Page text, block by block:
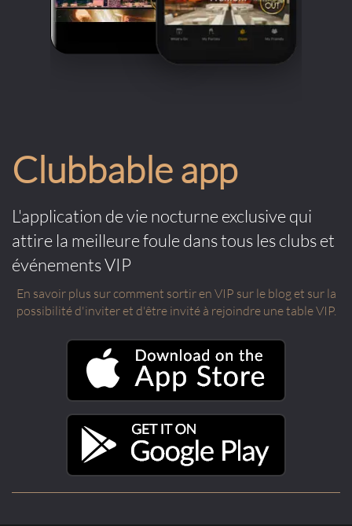
Clubbable app
L'application de vie nocturne exclusive qui
attire la meilleure foule dans tous les clubs et
événements VIP
En savoir plus sur comment sortir en VIP sur le blog et sur la
possibilité d'inviter et d'être invité à rejoindre une table VIP.